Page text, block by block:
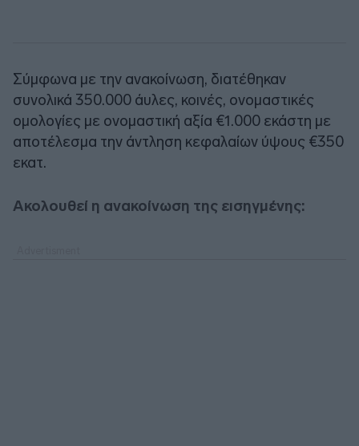
Σύμφωνα με την ανακοίνωση, διατέθηκαν
συνολικά 350.000 άυλες, κοινές, ονομαστικές
ομολογίες με ονομαστική αξία €1.000 εκάστη με
αποτέλεσμα την άντληση κεφαλαίων ύψους €350
εκατ.
Ακολουθεί η ανακοίνωση της εισηγμένης: